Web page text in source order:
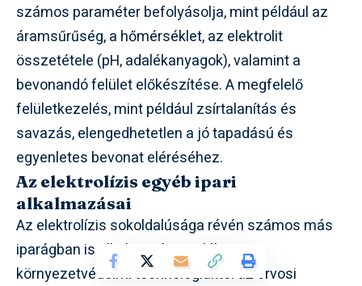
számos paraméter befolyásolja, mint például az
áramsűrűség, a hőmérséklet, az elektrolit
összetétele (pH, adalékanyagok), valamint a
bevonandó felület előkészítése. A megfelelő
felületkezelés, mint például zsírtalanítás és
savazás, elengedhetetlen a jó tapadású és
egyenletes bevonat eléréséhez.
Az elektrolízis egyéb ipari
alkalmazásai
Az elektrolízis sokoldalúsága révén számos más
iparágban is alkalmazásra talál, a
környezetvédelmi technológiáktól az orvosi